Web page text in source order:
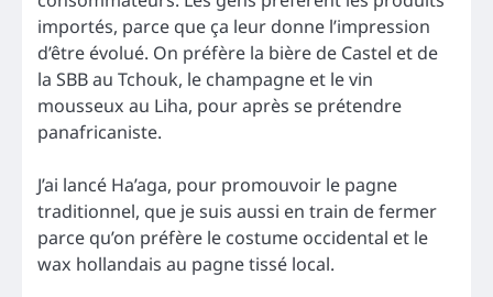
importés, parce que ça leur donne l’impression
d’être évolué. On préfère la bière de Castel et de
la SBB au Tchouk, le champagne et le vin
mousseux au Liha, pour après se prétendre
panafricaniste.
J’ai lancé Ha’aga, pour promouvoir le pagne
traditionnel, que je suis aussi en train de fermer
parce qu’on préfère le costume occidental et le
wax hollandais au pagne tissé local.